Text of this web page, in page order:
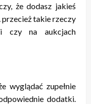
że dodasz jakieś
takie rzeczy
czy na aukcjach
wyglądać zupełnie
dodatki.